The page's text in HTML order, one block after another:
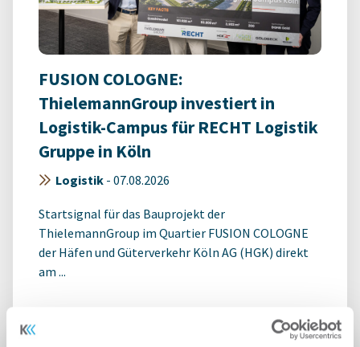
FUSION COLOGNE:
ThielemannGroup investiert in
Logistik-Campus für RECHT Logistik
Gruppe in Köln
Logistik - 07.08.2026
Startsignal für das Bauprojekt der
ThielemannGroup im Quartier FUSION COLOGNE
der Häfen und Güterverkehr Köln AG (HGK) direkt
am ...